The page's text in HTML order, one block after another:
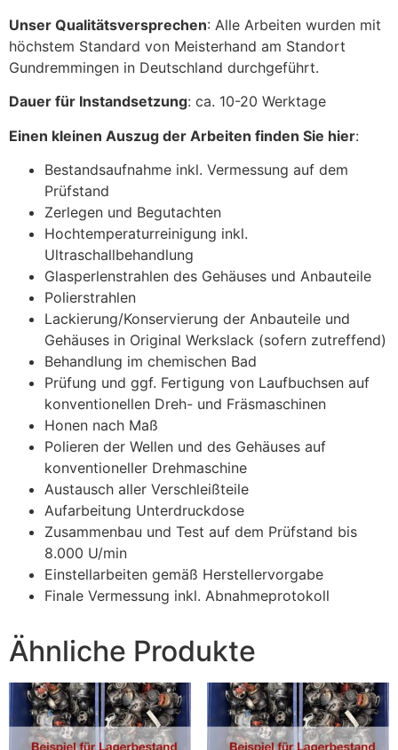
Unser Qualitätsversprechen: Alle Arbeiten wurden mit
höchstem Standard von Meisterhand am Standort
Gundremmingen in Deutschland durchgeführt.
Dauer für Instandsetzung: ca. 10-20 Werktage
Einen kleinen Auszug der Arbeiten finden Sie hier:
Bestandsaufnahme inkl. Vermessung auf dem
Prüfstand
Zerlegen und Begutachten
Hochtemperaturreinigung inkl.
Ultraschallbehandlung
Glasperlenstrahlen des Gehäuses und Anbauteile
Polierstrahlen
Lackierung/Konservierung der Anbauteile und
Gehäuses in Original Werkslack (sofern zutreffend)
Behandlung im chemischen Bad
Prüfung und ggf. Fertigung von Laufbuchsen auf
konventionellen Dreh- und Fräsmaschinen
Honen nach Maß
Polieren der Wellen und des Gehäuses auf
konventioneller Drehmaschine
Austausch aller Verschleißteile
Aufarbeitung Unterdruckdose
Zusammenbau und Test auf dem Prüfstand bis
8.000 U/min
Einstellarbeiten gemäß Herstellervorgabe
Finale Vermessung inkl. Abnahmeprotokoll
Ähnliche Produkte